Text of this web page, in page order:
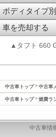
ボディタイプ
車を売却する
▲タフト 660
中古車トップ 中古車
中古車トップ 燃費ラ
中古車情